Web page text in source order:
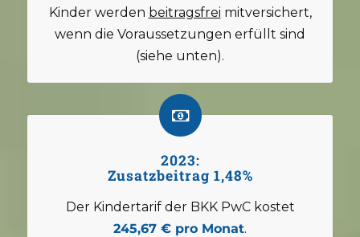
Kinder werden beitragsfrei mitversichert,
wenn die Voraussetzungen erfüllt sind
(siehe unten).
2023:
Zusatzbeitrag 1,48%
Der Kindertarif der BKK PwC kostet
245,67 € pro Monat.